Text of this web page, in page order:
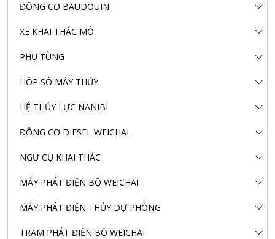
ĐỘNG CƠ BAUDOUIN
XE KHAI THÁC MỎ
PHỤ TÙNG
HỘP SỐ MÁY THỦY
HỆ THỦY LỰC NANIBI
ĐỘNG CƠ DIESEL WEICHAI
NGƯ CỤ KHAI THÁC
MÁY PHÁT ĐIỆN BỘ WEICHAI
MÁY PHÁT ĐIỆN THỦY DỰ PHÒNG
TRẠM PHÁT ĐIỆN BỘ WEICHAI